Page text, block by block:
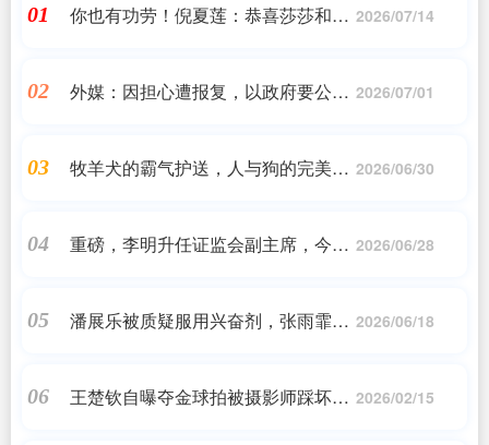
01
你也有功劳！倪夏莲：恭喜莎莎和大 2026/07/14
02
外媒：因担心遭报复，以政府要公民 2026/07/01
03
牧羊犬的霸气护送，人与狗的完美默 2026/06/30
04
重磅，李明升任证监会副主席，今年 2026/06/28
05
潘展乐被质疑服用兴奋剂，张雨霏霸 2026/06/18
06
王楚钦自曝夺金球拍被摄影师踩坏， 2026/02/15